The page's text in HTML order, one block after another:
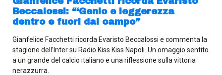
Beccalossi: “‘Genio e leggerezza
dentro e fuori dal campo”
Gianfelice Facchetti ricorda Evaristo Beccalossi e commenta la
stagione dell’Inter su Radio Kiss Kiss Napoli. Un omaggio sentito
a un grande del calcio italiano e una riflessione sulla vittoria
nerazzurra.